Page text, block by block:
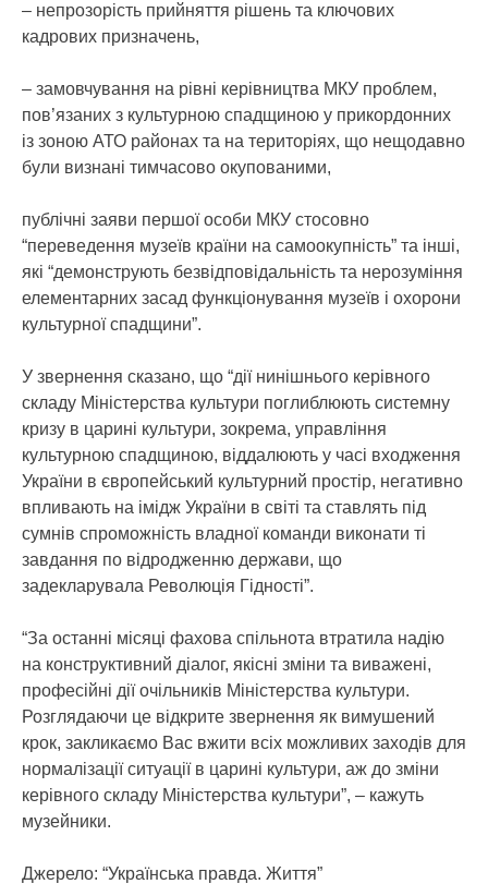
– непрозорість прийняття рішень та ключових
кадрових призначень,
– замовчування на рівні керівництва МКУ проблем,
пов’язаних з культурною спадщиною у прикордонних
із зоною АТО районах та на територіях, що нещодавно
були визнані тимчасово окупованими,
публічні заяви першої особи МКУ стосовно
“переведення музеїв країни на самоокупність” та інші,
які “демонструють безвідповідальність та нерозуміння
елементарних засад функціонування музеїв і охорони
культурної спадщини”.
У звернення сказано, що “дії нинішнього керівного
складу Міністерства культури поглиблюють системну
кризу в царині культури, зокрема, управління
культурною спадщиною, віддалюють у часі входження
України в європейський культурний простір, негативно
впливають на імідж України в світі та ставлять під
сумнів спроможність владної команди виконати ті
завдання по відродженню держави, що
задекларувала Революція Гідності”.
“За останні місяці фахова спільнота втратила надію
на конструктивний діалог, якісні зміни та виважені,
професійні дії очільників Міністерства культури.
Розглядаючи це відкрите звернення як вимушений
крок, закликаємо Вас вжити всіх можливих заходів для
нормалізації ситуації в царині культури, аж до зміни
керівного складу Міністерства культури”, – кажуть
музейники.
Джерело: “Українська правда. Життя”